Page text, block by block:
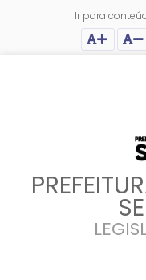
Ir para
Ação para Ação